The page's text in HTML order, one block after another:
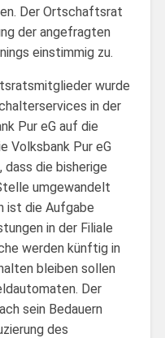
Der Ortschaftsrat
der angefragten
einstimmig zu.
wurde
in der
Pur eG auf die
Volksbank Pur eG
die bisherige
umgewandelt
ist die Aufgabe
in der Filiale
werden künftig in
bleiben sollen
Der
sein Bedauern
des